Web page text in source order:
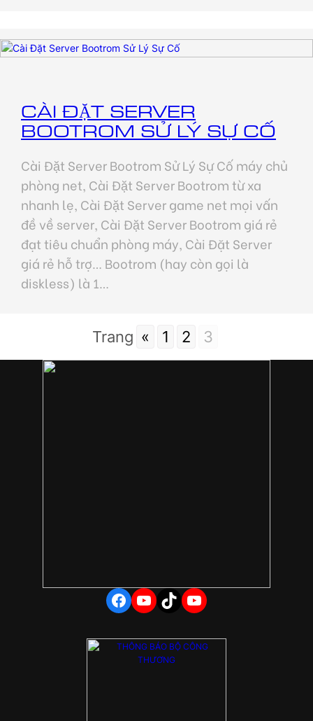
CÀI ĐẶT SERVER
BOOTROM SỬ LÝ SỰ CỐ
Cài Đặt Server Bootrom Sử Lý Sự Cố máy chủ
phòng net, Cài Đặt Server Bootrom từ xa
nhanh lẹ, Cài Đặt Server game net mọi vấn
đề về server, Cài Đặt Server Bootrom giá rẻ
đạt tiêu chuẩn phòng máy, Cài Đặt Server
giá rẻ hỗ trợ… Bootrom (hay còn gọi là
diskless) là 1…
Trang « 1 2 3
FACEBOOK YOUTUBE TIKTOK YOUTUBE